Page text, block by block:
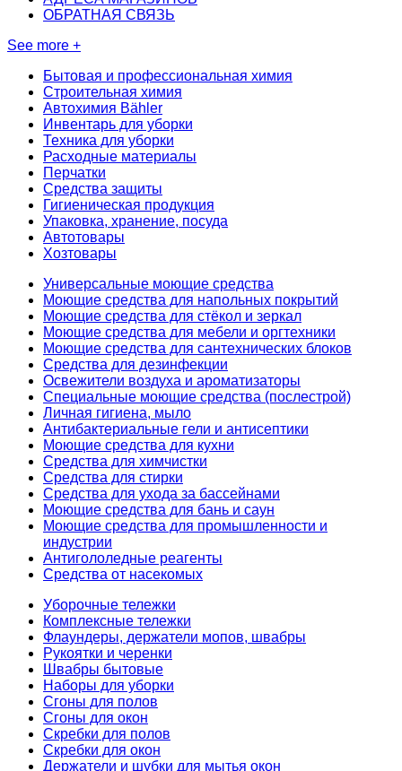
ОБРАТНАЯ СВЯЗЬ
See more +
Бытовая и профессиональная химия
Строительная химия
Автохимия Bähler
Инвентарь для уборки
Техника для уборки
Расходные материалы
Перчатки
Средства защиты
Гигиеническая продукция
Упаковка, хранение, посуда
Автотовары
Хозтовары
Универсальные моющие средства
Моющие средства для напольных покрытий
Моющие средства для стёкол и зеркал
Моющие средства для мебели и оргтехники
Моющие средства для сантехнических блоков
Средства для дезинфекции
Освежители воздуха и ароматизаторы
Специальные моющие средства (послестрой)
Личная гигиена, мыло
Антибактериальные гели и антисептики
Моющие средства для кухни
Средства для химчистки
Средства для стирки
Средства для ухода за бассейнами
Моющие средства для бань и саун
Моющие средства для промышленности и
индустрии
Антигололедные реагенты
Средства от насекомых
Уборочные тележки
Комплексные тележки
Флаундеры, держатели мопов, швабры
Рукоятки и черенки
Швабры бытовые
Наборы для уборки
Сгоны для полов
Сгоны для окон
Скребки для полов
Скребки для окон
Держатели и шубки для мытья окон